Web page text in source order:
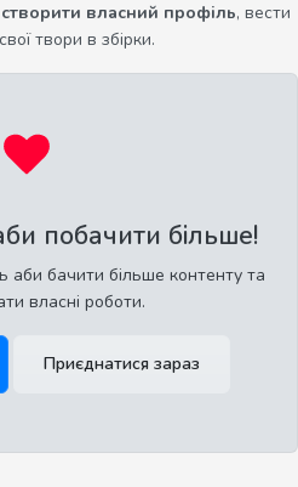
створити власний профіль, вести
твори в збірки.
побачити більше!
аби бачити більше контенту та
власні роботи.
Приєднатися зараз